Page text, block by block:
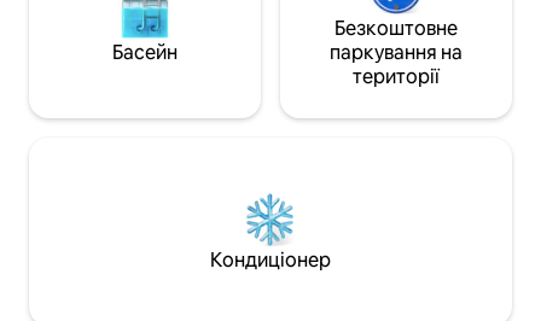
Басейн
Безкоштовне
паркування на
території
Кондиціонер